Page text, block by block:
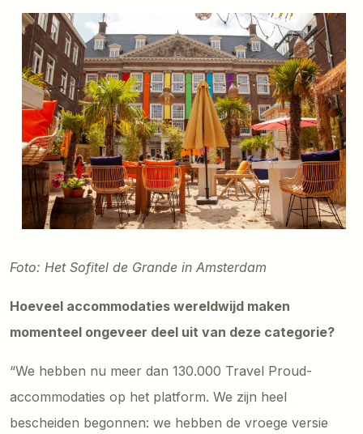
Foto: Het Sofitel de Grande in Amsterdam
Hoeveel accommodaties wereldwijd maken
momenteel ongeveer deel uit van deze categorie?
“We hebben nu meer dan 130.000 Travel Proud-
accommodaties op het platform. We zijn heel
bescheiden begonnen: we hebben de vroege versie